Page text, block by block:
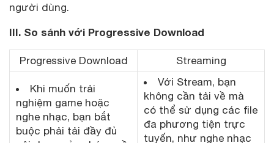
người dùng.
III. So sánh với Progressive Download
Progressive Download Streaming
Khi muốn trải
nghiệm game hoặc
nghe nhạc, bạn bắt
buộc phải tải đầy đủ
Với Stream, bạn
không cần tải về mà
có thể sử dụng các file
đa phương tiện trực
tuyến, như nghe nhạc